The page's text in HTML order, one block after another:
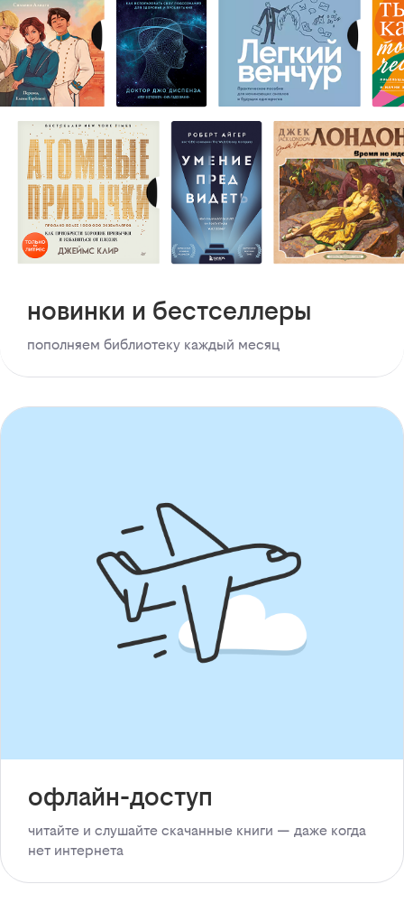
новинки и бестселлеры
пополняем библиотеку каждый месяц
офлайн-доступ
читайте и слушайте скачанные книги — даже когда
нет интернета